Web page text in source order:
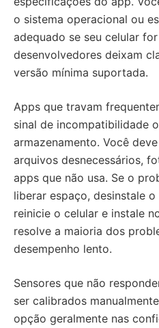
o sistema operacional ou
adequado se seu celular
desenvolvedores deixam
versão mínima suportada.
Apps que travam
sinal de incompatibilidade
armazenamento. Você
arquivos desnecessários,
apps que não usa. Se o
liberar espaço, desinstale
reinicie o celular e instale
resolve a maioria dos
desempenho lento.
Sensores que não
ser calibrados
opção geralmente nas